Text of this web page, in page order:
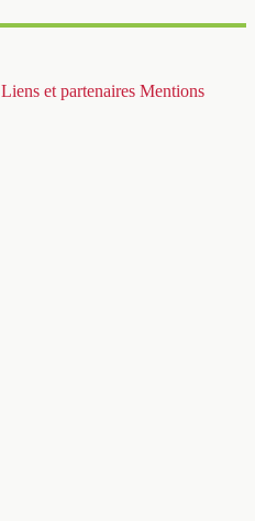
Liens et partenaires Mentions